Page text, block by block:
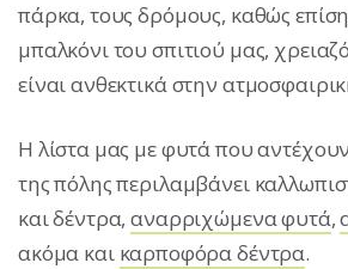
πάρκα, τους δρόμους, καθώς
μπαλκόνι του σπιτιού μας,
είναι ανθεκτικά στην
Η λίστα μας με φυτά που
της πόλης περιλαμβάνει
και δέντρα,αναρριχώμενα φυτά,
ακόμα και καρποφόρα δέντρα.